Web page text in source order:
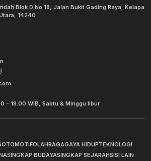
Blok D No 18, Jalan Bukit Gading Raya, Kelapa
14240
- 18.00 WIB, Sabtu & Minggu libur
OTOMOTIFOLAHRAGAGAYA HIDUPTEKNOLOGI
SINGKAP BUDAYASINGKAP SEJARAHSISI LAIN